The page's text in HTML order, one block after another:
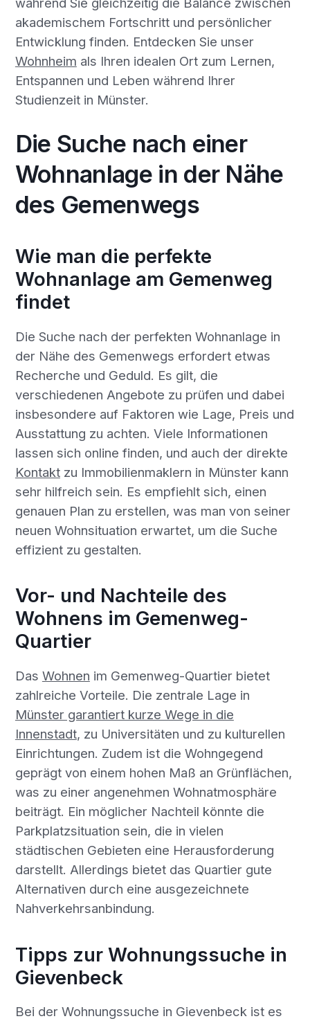
akademischem Fortschritt und persönlicher
Entwicklung finden. Entdecken Sie unser
Wohnheim als Ihren idealen Ort zum Lernen,
Entspannen und Leben während Ihrer
Studienzeit in Münster.
Die Suche nach einer
Wohnanlage in der Nähe
des Gemenwegs
Wie man die perfekte
Wohnanlage am Gemenweg
findet
Die Suche nach der perfekten Wohnanlage in
der Nähe des Gemenwegs erfordert etwas
Recherche und Geduld. Es gilt, die
verschiedenen Angebote zu prüfen und dabei
insbesondere auf Faktoren wie Lage, Preis und
Ausstattung zu achten. Viele Informationen
lassen sich online finden, und auch der direkte
Kontaktzu Immobilienmaklern in Münster kann
sehr hilfreich sein. Es empfiehlt sich, einen
genauen Plan zu erstellen, was man von seiner
neuen Wohnsituation erwartet, um die Suche
effizient zu gestalten.
Vor- und Nachteile des
Wohnens im Gemenweg-
Quartier
Das Wohnen im Gemenweg-Quartier bietet
zahlreiche Vorteile. Die zentrale Lage in
Münster garantiert kurze Wege in die
Innenstadt, zu Universitäten und zu kulturellen
Einrichtungen. Zudem ist die Wohngegend
geprägt von einem hohen Maß an Grünflächen,
was zu einer angenehmen Wohnatmosphäre
beiträgt. Ein möglicher Nachteil könnte die
Parkplatzsituation sein, die in vielen
städtischen Gebieten eine Herausforderung
darstellt. Allerdings bietet das Quartier gute
Alternativen durch eine ausgezeichnete
Nahverkehrsanbindung.
Tipps zur Wohnungssuche in
Gievenbeck
Bei der Wohnungssuche in Gievenbeck ist es